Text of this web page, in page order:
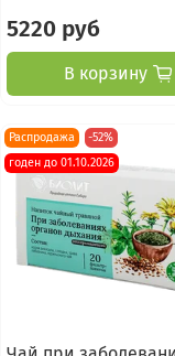
5220 руб
В корзину
Распродажа
-52%
годен до 01.10.2026